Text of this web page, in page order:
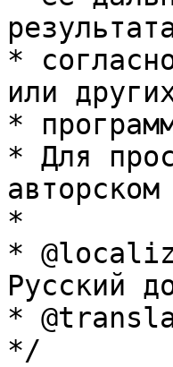
*
или
*
* Для
*
*
Русский
*
*/